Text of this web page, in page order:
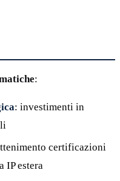
:
: investimenti in
certificazioni
IP estera